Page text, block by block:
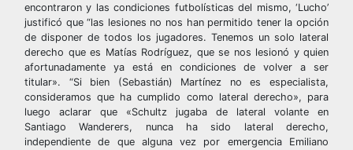
encontraron y las condiciones futbolísticas del mismo, ‘Lucho’
justificó que “las lesiones no nos han permitido tener la opción
de disponer de todos los jugadores. Tenemos un solo lateral
derecho que es Matías Rodríguez, que se nos lesionó y quien
afortunadamente ya está en condiciones de volver a ser
titular». “Si bien (Sebastián) Martínez no es especialista,
consideramos que ha cumplido como lateral derecho», para
luego aclarar que «Schultz jugaba de lateral volante en
Santiago Wanderers, nunca ha sido lateral derecho,
independiente de que alguna vez por emergencia Emiliano